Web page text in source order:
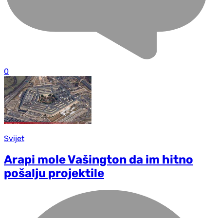
0
Svijet
Arapi mole Vašington da im hitno
pošalju projektile